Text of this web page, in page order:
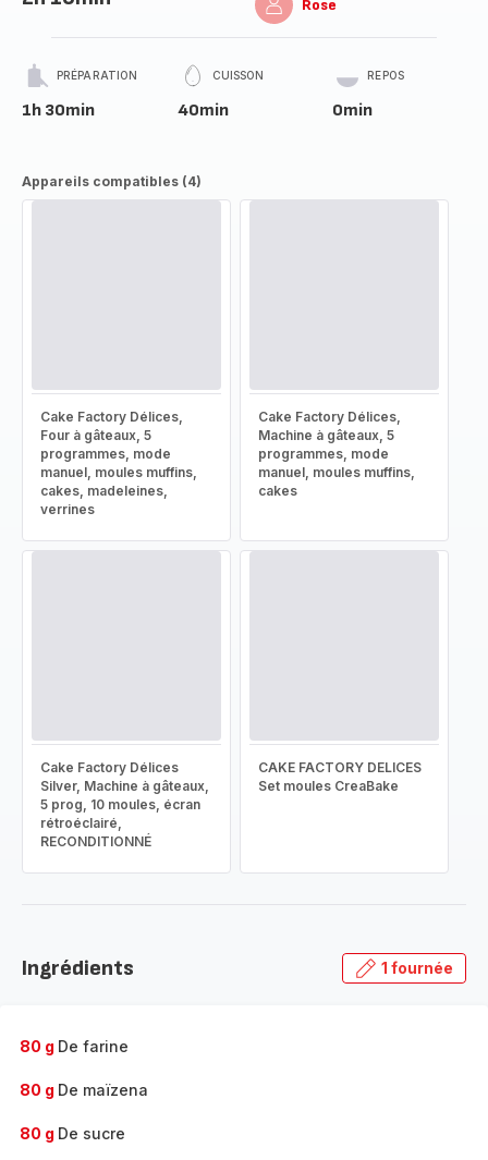
Rose
PRÉPARATION
1h 30min
CUISSON
40min
REPOS
0min
Appareils compatibles (4)
Cake Factory Délices,
Four à gâteaux, 5
programmes, mode
manuel, moules muffins,
cakes, madeleines,
verrines
Cake Factory Délices,
Machine à gâteaux, 5
programmes, mode
manuel, moules muffins,
cakes
Cake Factory Délices
Silver, Machine à gâteaux,
5 prog, 10 moules, écran
rétroéclairé,
RECONDITIONNÉ
CAKE FACTORY DELICES
Set moules CreaBake
Ingrédients 1 fournée
80 g De farine
80 g De maïzena
80 g De sucre